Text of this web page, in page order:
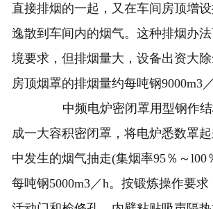
直接排烟的一起，又在车间房顶增
逸散到车间内的烟气。这种排烟办
境要求，但排烟量大，设备出资大除
房顶烟罩的排烟量约每吨钢9000m3／
中频电炉密闭罩用型钢作结
成一大容积密闭罩，将电炉悉数罩
中发生的烟气抽走(集烟率95％～l00
每吨钢5000m3／h。按锻炼操作要